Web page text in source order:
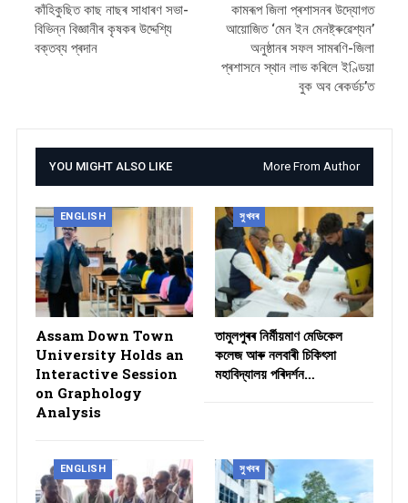
কাঁহিকুছিত কাছ নাছৰ সাধাৰণ সভা-
বিভিন্ন বিজ্ঞানীৰ কৃষকৰ উদ্দেশ্যি
বক্তব্য প্ৰদান
কামৰূপ জিলা প্ৰশাসনৰ উদ্যোগত
আয়োজিত ‘মেন ইন মেনষ্ট্ৰুৱেশ্যন’
অনুষ্ঠানৰ সফল সামৰণি-জিলা
প্ৰশাসনে স্থান লাভ কৰিলে ইণ্ডিয়া
বুক অব ৰেকৰ্ডচ’ত
YOU MIGHT ALSO LIKE More From Author
ENGLISH
Assam Down Town
University Holds an
Interactive Session
on Graphology
Analysis
সুখবৰ
তামুলপুৰৰ নিৰ্মীয়মাণ মেডিকেল
কলেজ আৰু নলবাৰী চিকিৎসা
মহাবিদ্যালয় পৰিদৰ্শন…
ENGLISH সুখবৰ